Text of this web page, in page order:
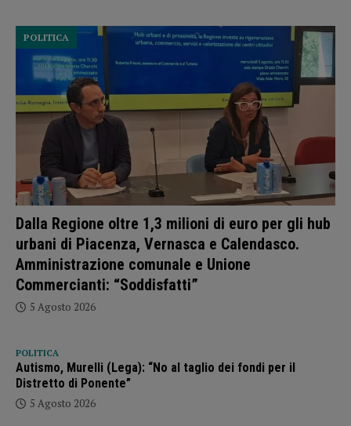
Dalla Regione oltre 1,3 milioni di euro per gli hub
urbani di Piacenza, Vernasca e Calendasco.
Amministrazione comunale e Unione
Commercianti: “Soddisfatti”
POLITICA
5 Agosto 2026
POLITICA
Autismo, Murelli (Lega): “No al taglio dei fondi per il
Distretto di Ponente”
5 Agosto 2026